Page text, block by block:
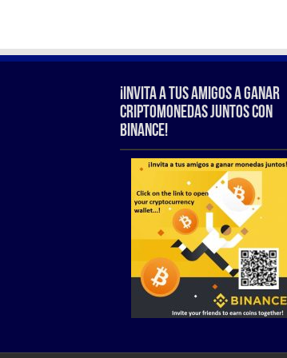
¡Invita a tus amigos a ganar
criptomonedas juntos con
Binance!